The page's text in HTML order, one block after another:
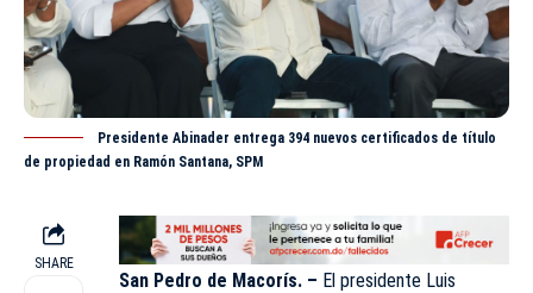
Presidente Abinader entrega 394 nuevos certificados de título
de propiedad en Ramón Santana, SPM
SHARE
San Pedro de Macorís. – El presidente Luis